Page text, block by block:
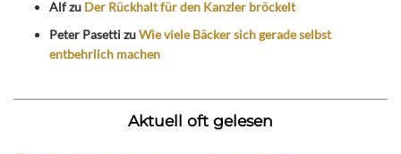
Alfzu Der Rückhalt für den Kanzler bröckelt
Peter PasettizuWie viele Bäcker sich gerade selbst
entbehrlich machen
Aktuell oft gelesen